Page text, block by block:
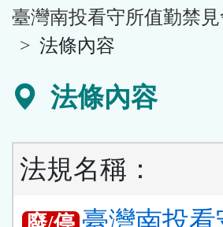
塊
臺灣南投看守所值勤禁
法條內容
法條內容
法規名稱：